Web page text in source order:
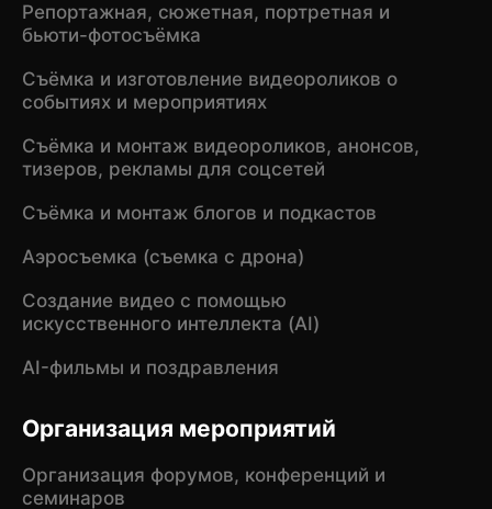
Репортажная, сюжетная, портретная и
бьюти-фотосъёмка
Съёмка и изготовление видеороликов о
событиях и мероприятиях
Съёмка и монтаж видеороликов, анонсов,
тизеров, рекламы для соцсетей
Съёмка и монтаж блогов и подкастов
Аэросъемка (съемка с дрона)
Создание видео с помощью
искусственного интеллекта (AI)
AI-фильмы и поздравления
Организация мероприятий
Организация форумов, конференций и
семинаров